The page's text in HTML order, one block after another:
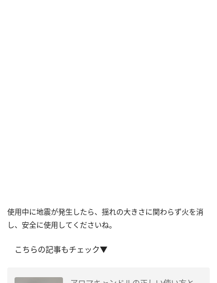
使用中に地震が発生したら、揺れの大きさに関わらず火を消
し、安全に使用してくださいね。
こちらの記事もチェック▼